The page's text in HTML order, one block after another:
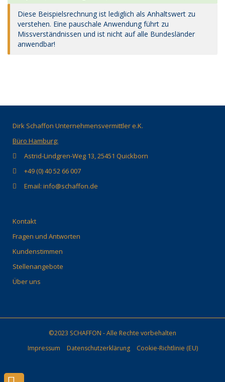
Diese Beispielsrechnung ist lediglich als Anhaltswert zu
verstehen. Eine pauschale Anwendung führt zu
Missverständnissen und ist nicht auf alle Bundesländer
anwendbar!
Dirk Schaffon Unternehmensvermittler e.K.
Büro Hamburg:
Astrid-Lindgren-Weg 13, 25451 Quickborn
+49 (0) 40 52 66 007
Email: info@schaffon.de
Kontakt
Fragen und Antworten
Kundenstimmen
Stellenangebote
Über uns
©2023 SCHAFFON - Alle Rechte vorbehalten
Impressum
Datenschutzerklärung Cookie-Richtlinie (EU)